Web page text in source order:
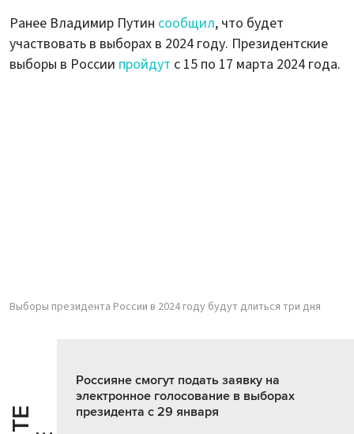
Ранее Владимир Путин сообщил, что будет
участвовать в выборах в 2024 году. Президентские
выборы в России пройдут с 15 по 17 марта 2024 года.
Выборы президента России в 2024 году будут длиться три дня
Россияне смогут подать заявку на
электронное голосование в выборах
президента с 29 января